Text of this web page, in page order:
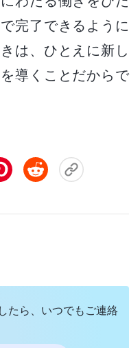
完了できるように
は、ひとえに新し
導くことだからで
たら、いつでもご連絡